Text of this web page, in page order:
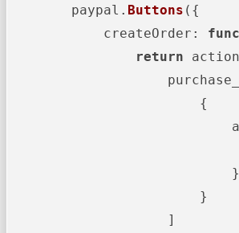
paypal. Buttons ({
createOrder :
return
{
}
}
]